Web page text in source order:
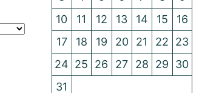
10
11 12 13 14 15
16
17
18 19 20 21 22
23
24 25 26 27 28 29
30
31